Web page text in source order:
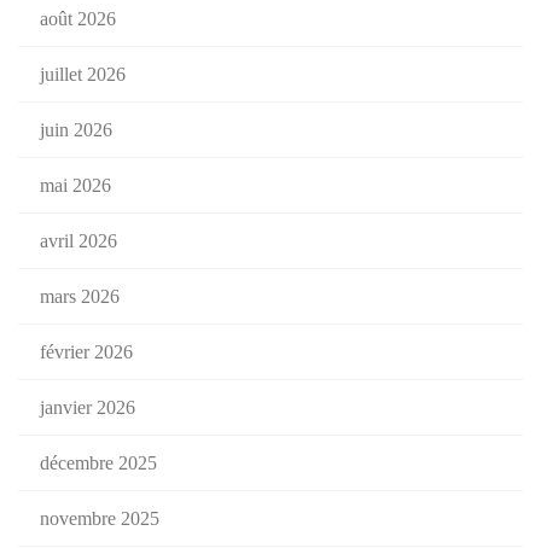
août 2026
juillet 2026
juin 2026
mai 2026
avril 2026
mars 2026
février 2026
janvier 2026
décembre 2025
novembre 2025